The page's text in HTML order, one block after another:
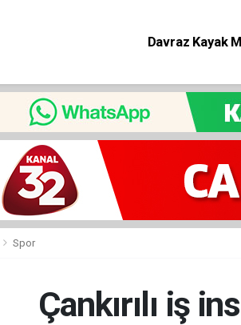
Davraz Kayak
Spor
Çankırılı iş